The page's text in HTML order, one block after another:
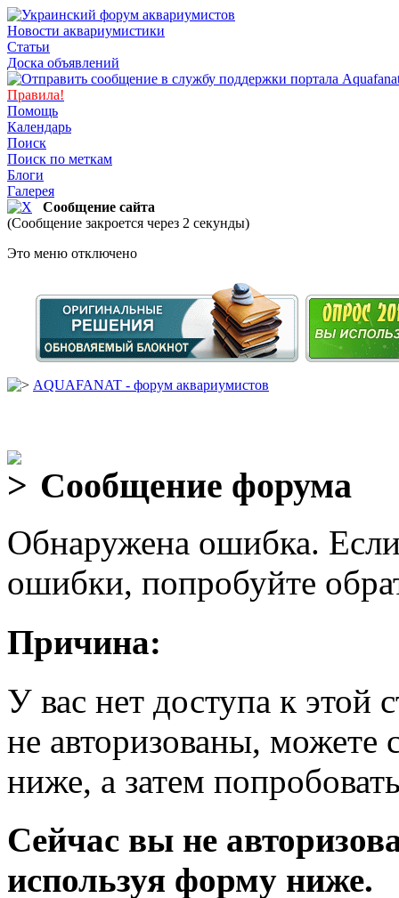
Новости аквариумистики
Статьи
Доска объявлений
Правила!
Помощь
Календарь
Поиск
Поиск по меткам
Блоги
Галерея
Сообщение сайта
(Сообщение закроется через 2 секунды)
Это меню отключено
AQUAFANAT - форум аквариумистов
Сообщение форума
Обнаружена ошибка.
ошибки, попробуйте
Причина:
У вас нет доступа к
не авторизованы, можете
ниже, а затем
Сейчас вы не
используя форму ниже.